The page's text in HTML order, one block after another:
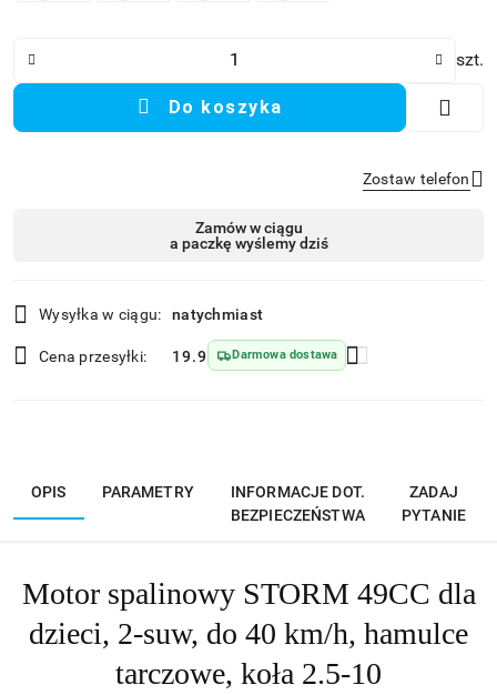
szt.
Do koszyka
Zostaw telefon
Zamów w ciągu
a paczkę wyślemy dziś
Wysyłka w ciągu: natychmiast
Cena przesyłki: 19.9 Darmowa dostawa
OPIS PARAMETRY
INFORMACJE DOT.
BEZPIECZEŃSTWA
ZADAJ
PYTANIE
Motor spalinowy STORM 49CC dla
dzieci, 2-suw, do 40 km/h, hamulce
tarczowe, koła 2.5-10